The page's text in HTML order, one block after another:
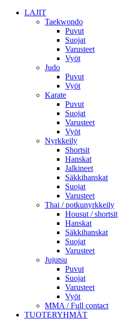
LAJIT
Taekwondo
Puvut
Suojat
Varusteet
Vyöt
Judo
Puvut
Vyöt
Karate
Puvut
Suojat
Varusteet
Vyöt
Nyrkkeily
Shortsit
Hanskat
Jalkineet
Säkkihanskat
Suojat
Varusteet
Thai / potkunyrkkeily
Housut / shortsit
Hanskat
Säkkihanskat
Suojat
Varusteet
Jujutsu
Puvut
Suojat
Varusteet
Vyöt
MMA / Full contact
TUOTERYHMÄT